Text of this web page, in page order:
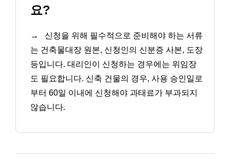
요?
→
신청을 위해 필수적으로 준비해야 하는 서류
는 건축물대장 원본, 신청인의 신분증 사본, 도장
등입니다. 대리인이 신청하는 경우에는 위임장
도 필요합니다. 신축 건물의 경우, 사용 승인일로
부터 60일 이내에 신청해야 과태료가 부과되지
않습니다.